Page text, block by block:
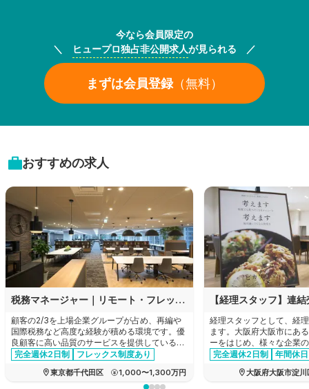
今なら会員限定の
＼
ヒュープロ独占非公開求人が見られる ／
まずは会員登録（無料）
おすすめの求人
税務マネージャー｜リモート・フレックスあり｜顧客の2/3が上場グループ｜法人税務を主軸に希望に応じ再編や税務DDへも挑戦可
顧客の2/3を上場企業グループが占め、再編や
国際税務など高度な経験が積める環境です。優
良顧客に高い品質のサービスを提供しているた
め報酬水準も高く、同時に、リモートワークや
ね備えているため、キャリアとプライベートを
完全週休2日制
フレックス制度あり
育休・産休実績あり
管理職・マネージャー
年間休日120日以上
東京都千代田区 1,000〜1,300万円
経理スタッフとして、経
ます。大阪府大阪市にあ
ーをはじめ、様々な企業
産！新製品の企画から商
メーカーの求人です。
完全週休2日制
年間休
経験者優遇
家賃補助あ
大阪府大阪市淀川